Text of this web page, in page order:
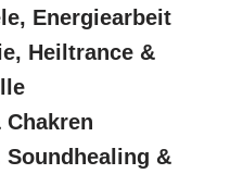
Energiearbeit
Heiltrance &
&